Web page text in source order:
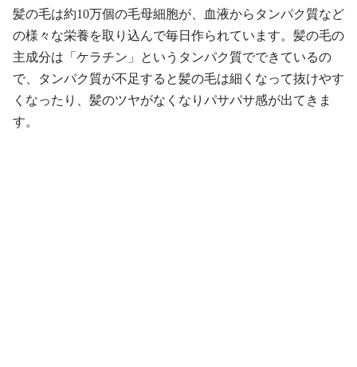
髪の毛は約10万個の毛母細胞が、血液からタンパク質など
の様々な栄養を取り込んで毎日作られています。髪の毛の
主成分は「ケラチン」というタンパク質でできているの
で、タンパク質が不足すると髪の毛は細くなって抜けやす
くなったり、髪のツヤがなくなりパサパサ感が出てきま
す。